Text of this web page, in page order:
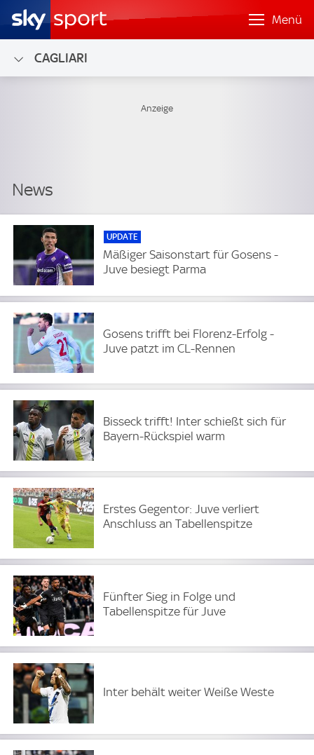
Menü
CAGLIARI
UPDATE
Mäßiger Saisonstart für Gosens -
Juve besiegt Parma
Gosens trifft bei Florenz-Erfolg -
Juve patzt im CL-Rennen
Bisseck trifft! Inter schießt sich für
Bayern-Rückspiel warm
Erstes Gegentor: Juve verliert
Anschluss an Tabellenspitze
Fünfter Sieg in Folge und
Tabellenspitze für Juve
Inter behält weiter Weiße Weste